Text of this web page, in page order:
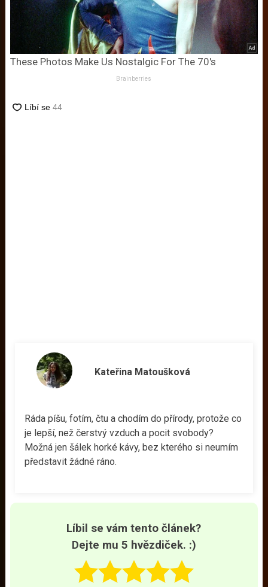
These Photos Make Us Nostalgic For The 70's
Brainberries
Kateřina Matoušková
Ráda píšu, fotím, čtu a chodím do přírody, protože co
je lepší, než čerstvý vzduch a pocit svobody?
Možná jen šálek horké kávy, bez kterého si neumím
představit žádné ráno.
Líbil se vám tento článek?
Dejte mu 5 hvězdiček. :)